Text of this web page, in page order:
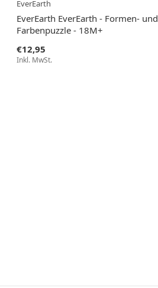
EverEarth
EverEarth EverEarth - Formen- und
Farbenpuzzle - 18M+
€12,95
Inkl. MwSt.